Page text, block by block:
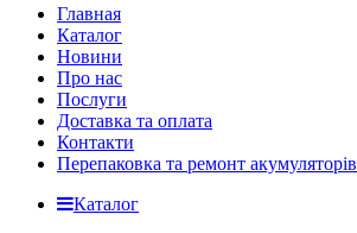
Главная
Каталог
Новини
Про нас
Послуги
Доставка та оплата
Контакти
Перепаковка та ремонт акумуляторів
Каталог